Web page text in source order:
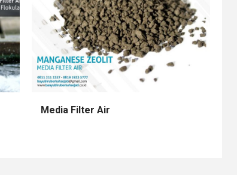
Media Filter Air